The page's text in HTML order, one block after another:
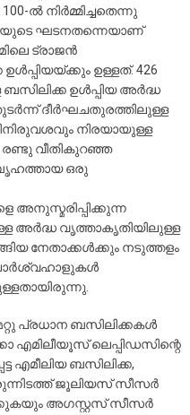
ല്‍ നിര്‍മ്മിച്ചതെന്നു
ഘടനതന്നെയാണ്
ട്രാജന്‍
ഉള്ളത്. 426
ബസിലിക്ക ഉള്‍പ്പിയ അര്‍ദ്ധ
ദീര്‍ഘചതുരത്തിലുള്ള
നിരയായുള്ള
രണ്ടു വീതികുറഞ്ഞ
ഒരു
അനുസ്മരിപ്പിക്കുന്ന
അര്‍ദ്ധ വൃത്താകൃതിയിലുള്ള
നേതാക്കള്‍ക്കും നടുത്തളം
പ്രധാന ബസിലിക്കകള്‍
എമിലീയൂസ് ലെപ്പിഡസിന്റെ
എമീലിയ ബസിലിക്ക,
ജൂലിയസ് സീസര്‍
അഗസ്റ്റസ് സീസര്‍